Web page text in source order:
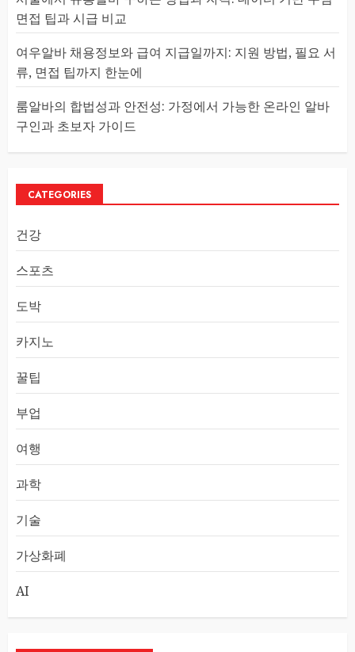
면접 팁과 시급 비교
여우알바 채용정보와 급여 지급일까지: 지원 방법, 필요 서
류, 면접 팁까지 한눈에
룸알바의 합법성과 안전성: 가정에서 가능한 온라인 알바
구인과 초보자 가이드
CATEGORIES
건강
스포츠
도박
카지노
꿀팁
부업
여행
과학
기술
가상화폐
AI